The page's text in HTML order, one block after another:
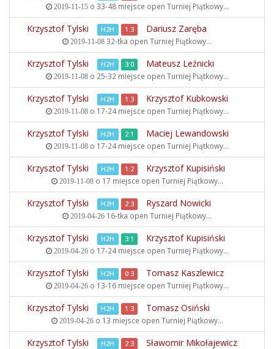
2019-11-15o 33-48 miejsce open Turniej Piątkowy...
Krzysztof Tylski H2H 1:3 Dariusz Zaręba
2019-11-08 32-tka open Turniej Piątkowy...
Krzysztof Tylski H2H 3:0 Mateusz Leźnicki
2019-11-08o 25-32 miejsce open Turniej Piątkowy...
Krzysztof Tylski H2H 1:3 Krzysztof Kubkowski
2019-11-08o 17-24 miejsce open Turniej Piątkowy...
Krzysztof Tylski H2H 2:1 Maciej Lewandowski
2019-11-08o 17-24 miejsce open Turniej Piątkowy...
Krzysztof Tylski H2H 1:2 Krzysztof Kupisiński
2019-11-08o 17 miejsce open Turniej Piątkowy...
Krzysztof Tylski H2H 2:3 Ryszard Nowicki
2019-04-26 16-tka open Turniej Piątkowy...
Krzysztof Tylski H2H 3:1 Krzysztof Kupisiński
2019-04-26o 17-24 miejsce open Turniej Piątkowy...
Krzysztof Tylski H2H 0:3 Tomasz Kaszlewicz
2019-04-26o 13-16 miejsce open Turniej Piątkowy...
Krzysztof Tylski H2H 1:3 Tomasz Osiński
2019-04-26o 13 miejsce open Turniej Piątkowy...
Krzysztof Tylski H2H 2:3 Sławomir Mikołajewicz